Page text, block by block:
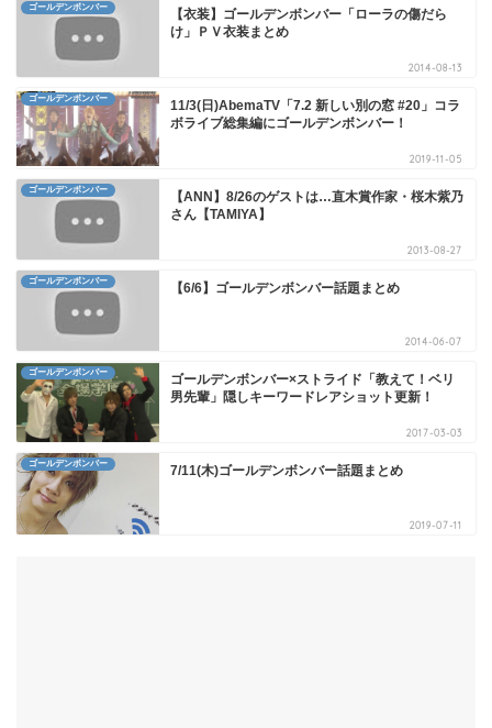
ゴールデンボンバー
【衣装】ゴールデンボンバー「ローラの傷だら
け」ＰＶ衣装まとめ
2014-08-13
ゴールデンボンバー
11/3(日)AbemaTV「7.2 新しい別の窓 #20」コラ
ボライブ総集編にゴールデンボンバー！
2019-11-05
ゴールデンボンバー
【ANN】8/26のゲストは…直木賞作家・桜木紫乃
さん【TAMIYA】
2013-08-27
ゴールデンボンバー 【6/6】ゴールデンボンバー話題まとめ
2014-06-07
ゴールデンボンバー
ゴールデンボンバー×ストライド「教えて！ベリ
男先輩」隠しキーワードレアショット更新！
2017-03-03
ゴールデンボンバー 7/11(木)ゴールデンボンバー話題まとめ
2019-07-11